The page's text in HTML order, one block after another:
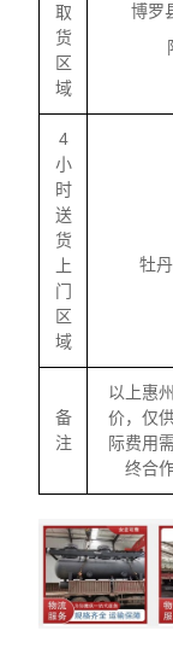
取
货
区
域
博罗县
4
小
时
送
货
上
门
区
域
牡丹
备
注
以上惠
价，仅
际费用
终合